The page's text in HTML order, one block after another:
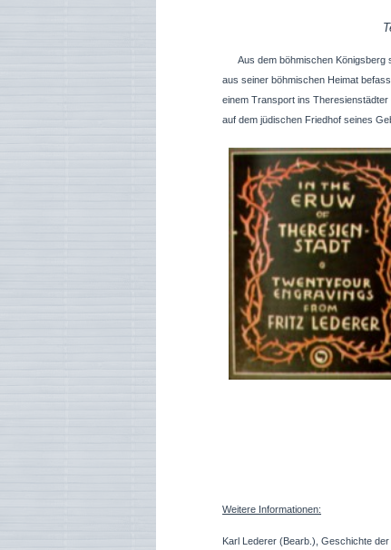
Aus dem böhmischen
aus seiner böhmischen Heimat
einem Transport ins
auf dem jüdischen Friedhof seines
Weitere Informationen:
Karl Lederer (Bearb.), Geschichte